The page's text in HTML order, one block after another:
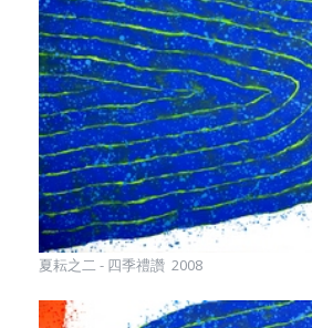
夏耘之二 - 四季禮讚 2008